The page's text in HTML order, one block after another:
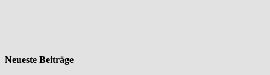
Neueste Beiträge